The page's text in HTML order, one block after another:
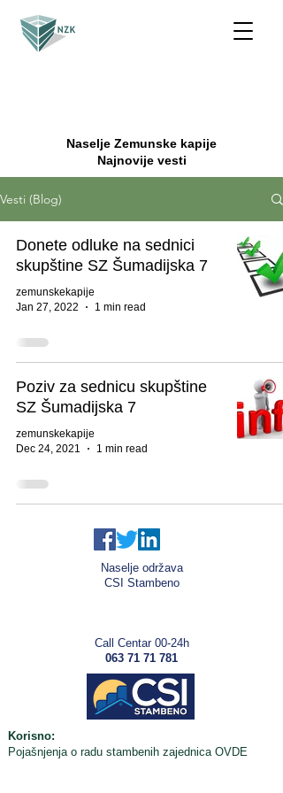
Naselje Zemunske kapije
Najnovije vesti
Vesti (Blog)
Donete odluke na sednici
skupštine SZ Šumadijska 7
zemunskekapije
Jan 27, 2022
1 min read
Poziv za sednicu skupštine
SZ Šumadijska 7
zemunskekapije
Dec 24, 2021
1 min read
Naselje održava
CSI Stambeno
Call Centar 00-24h
063 71 71 781
Korisno:
Pojašnjenja o radu stambenih zajednica OVDE